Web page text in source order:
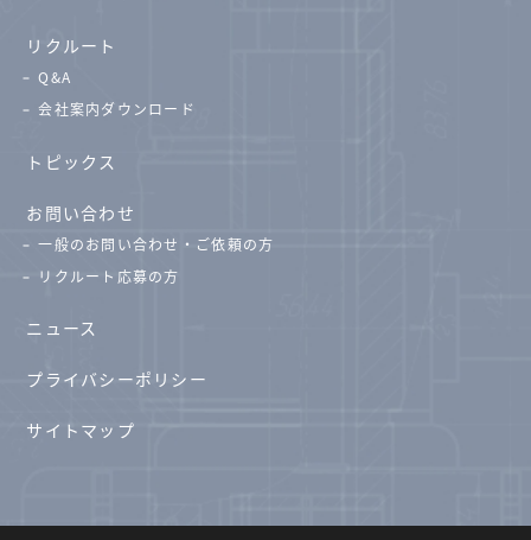
リクルート
Q&A
会社案内ダウンロード
トピックス
お問い合わせ
一般のお問い合わせ・ご依頼の方
リクルート応募の方
ニュース
プライバシーポリシー
サイトマップ